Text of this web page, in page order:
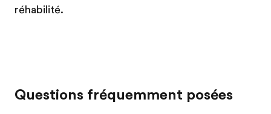
réhabilité.
Questions fréquemment posées